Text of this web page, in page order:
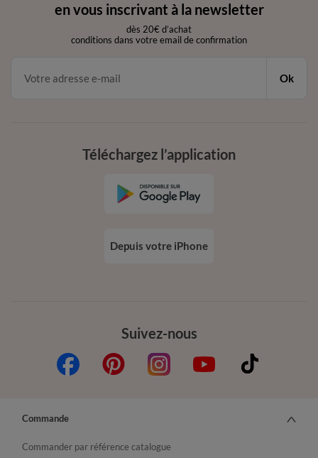
en vous inscrivant à la newsletter
dès 20€ d’achat
conditions dans votre email de confirmation
Ok
Suivez-nous
Téléchargez l’application
Depuis votre iPhone
Commande
Commander par référence catalogue